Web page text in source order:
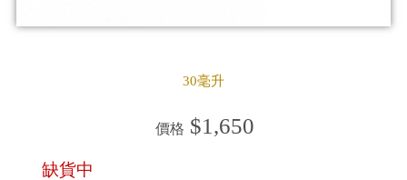
30毫升
價格 $1,650
缺貨中